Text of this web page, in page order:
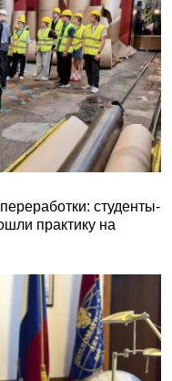
студенты-
практику на